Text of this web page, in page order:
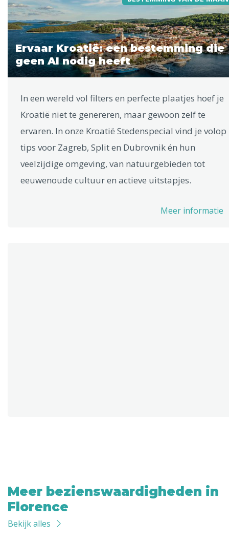
Ervaar Kroatië: een bestemming die
geen AI nodig heeft
In een wereld vol filters en perfecte plaatjes hoef je
Kroatië niet te genereren, maar gewoon zelf te
ervaren. In onze Kroatië Stedenspecial vind je volop
tips voor Zagreb, Split en Dubrovnik én hun
veelzijdige omgeving, van natuurgebieden tot
eeuwenoude cultuur en actieve uitstapjes.
Meer informatie
Meer bezienswaardigheden in
Florence
Bekijk alles